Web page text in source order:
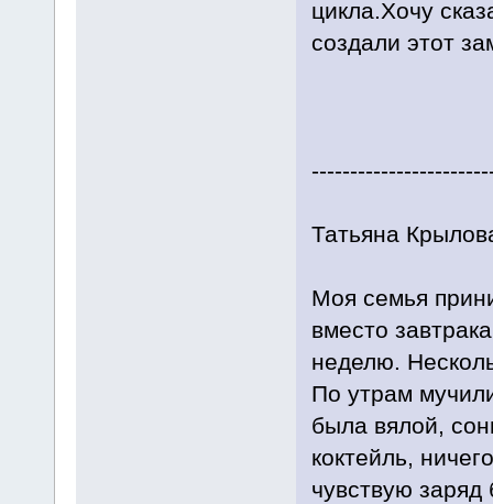
цикла.Хочу
создали этот
Татьяна
Моя семья
вместо
неделю.
По утрам
была вялой,
коктейль,
чувствую заряд